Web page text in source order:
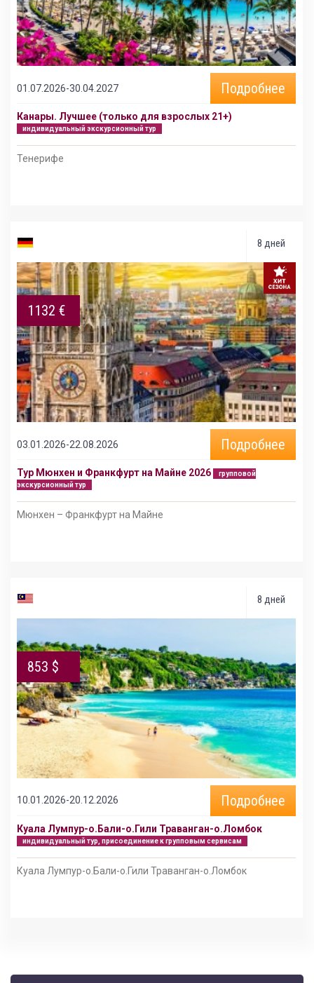
01.07.2026-30.04.2027 Подробнее
Канары. Лучшее (только для взрослых 21+)
индивидуальный экскурсионный тур
Тенерифе
8 дней
1132 €
03.01.2026-22.08.2026 Подробнее
Тур Мюнхен и Франкфурт на Майне 2026
групповой
экскурсионный тур
Мюнхен – Франкфурт на Майне
8 дней
853 $
10.01.2026-20.12.2026 Подробнее
Куала Лумпур-о.Бали-о.Гили Траванган-о.Ломбок
индивидуальный тур, присоединение к групповым сервисам
Куала Лумпур-о.Бали-о.Гили Траванган-о.Ломбок